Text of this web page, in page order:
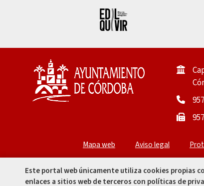
Mapa web Aviso legal
Este portal web únicamente utiliza cookies propias
enlaces a sitios web de terceros con políticas de